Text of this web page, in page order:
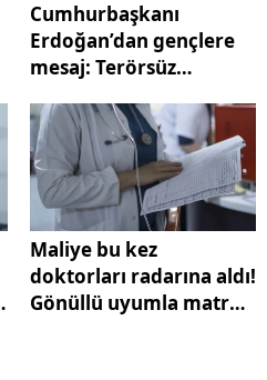
Cumhurbaşkanı
Erdoğan’dan gençlere
mesaj: Terörsüz
kuracağız
Maliye bu kez
doktorları radarına aldı!
Gönüllü uyumla matrah